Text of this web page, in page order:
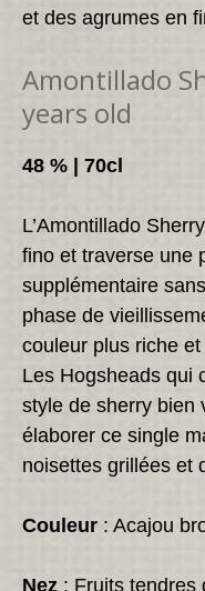
et des agrumes en
Amontillado
years old
48 % | 70cl
L’Amontillado
fino et traverse une
supplémentaire
phase de
couleur plus riche
Les Hogsheads qui
style de sherry bien
élaborer ce single
noisettes grillées et
Couleur: Acajou
Nez: Fruits tendres